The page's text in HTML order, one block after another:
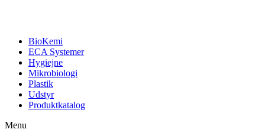
BioKemi
ECA Systemer
Hygiejne
Mikrobiologi
Plastik
Udstyr
Produktkatalog
Menu